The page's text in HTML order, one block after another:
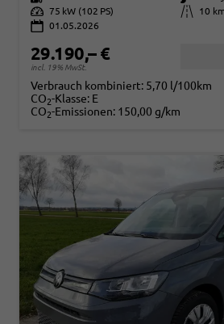
Leistung 75 kW (102 PS) Kilometerstand
10
01.05.2026
29.190,– €
incl. 19% MwSt.
Verbrauch kombiniert: 5,70 l/100km
CO2-Klasse: E
CO2-Emissionen: 150,00 g/km